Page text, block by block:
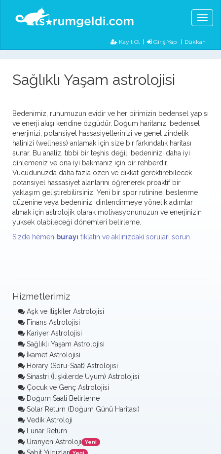
Kayıt Ol| Giriş Yap Dükkan
Sağlıklı Yaşam astrolojisi
Bedenimiz, ruhumuzun evidir ve her birimizin bedensel yapısı
ve enerji akışı kendine özgüdür. Doğum haritanız, bedensel
enerjinizi, potansiyel hassasiyetlerinizi ve genel zindelik
halinizi (wellness) anlamak için size bir farkındalık haritası
sunar. Bu analiz, tıbbi bir teşhis değil, bedeninizi daha iyi
dinlemeniz ve ona iyi bakmanız için bir rehberdir.
Vücudunuzda daha fazla özen ve dikkat gerektirebilecek
potansiyel hassasiyet alanlarını öğrenerek proaktif bir
yaklaşım geliştirebilirsiniz. Yeni bir spor rutinine, beslenme
düzenine veya bedeninizi dinlendirmeye yönelik adımlar
atmak için astrolojik olarak motivasyonunuzun ve enerjinizin
yüksek olabileceği dönemleri belirleme.
Sizde hemen burayı tıklatın ve aklınızdaki soruları sorun.
Hizmetlerimiz
Aşk ve İlişkiler Astrolojisi
Finans Astrolojisi
Kariyer Astrolojisi
Sağlıklı Yaşam Astrolojisi
İkamet Astrolojisi
Horary (Soru-Saat) Astrolojisi
Sinastri (İlişkilerde Uyum) Astrolojisi
Çocuk ve Genç Astrolojisi
Doğum Saati Belirleme
Solar Return (Doğum Günü Haritası)
Vedik Astroloji
Lunar Return
Uranyen Astroloji
Yeni